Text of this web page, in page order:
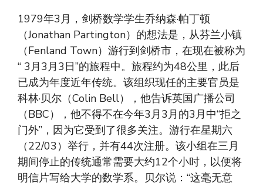
1979年3月，剑桥数学学生乔纳森·帕丁顿
（Jonathan Partington）的想法是，从芬兰小镇
（Fenland Town）游行到剑桥市，在现在被称为
“ 3月3月3日”的旅程中。旅程约为48公里，此后
已成为年度近年传统。该组织现任的主要官员是
科林·贝尔（Colin Bell），他告诉英国广播公司
（BBC），他不得不在今年3月3月的3月中“拒之
门外”，因为它受到了很多关注。游行在星期六
（22/03）举行，并有44次注册。该小组在三月
期间停止的传统通常需要大约12个小时，以便将
明信片写给大学的数学系。贝尔说：“这毫无意